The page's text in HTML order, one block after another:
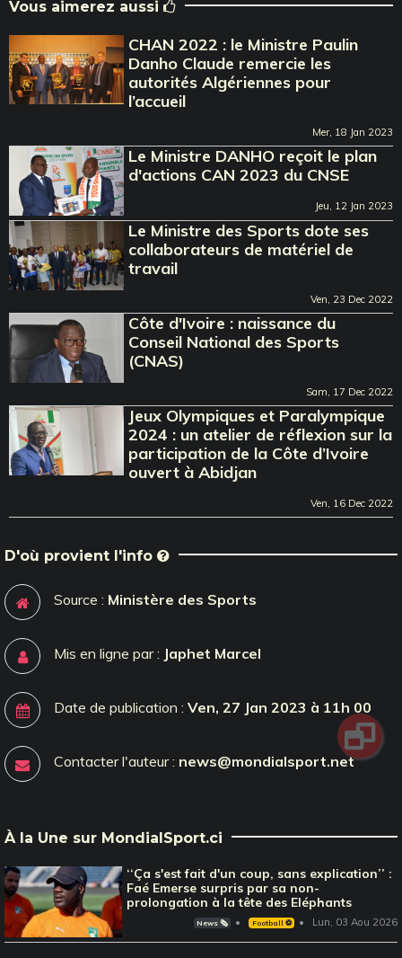
Vous aimerez aussi
CHAN 2022 : le Ministre Paulin
Danho Claude remercie les
autorités Algériennes pour
l’accueil
Mer, 18 Jan 2023
Le Ministre DANHO reçoit le plan
d'actions CAN 2023 du CNSE
Jeu, 12 Jan 2023
Le Ministre des Sports dote ses
collaborateurs de matériel de
travail
Ven, 23 Dec 2022
Côte d'Ivoire : naissance du
Conseil National des Sports
(CNAS)
Sam, 17 Dec 2022
Jeux Olympiques et Paralympique
2024 : un atelier de réflexion sur la
participation de la Côte d’Ivoire
ouvert à Abidjan
Ven, 16 Dec 2022
D'où provient l'info
Source : Ministère des Sports
Mis en ligne par : Japhet Marcel
Date de publication : Ven, 27 Jan 2023 à 11h 00
Contacter l'auteur : news@mondialsport.net
À la Une sur MondialSport.ci
‘‘Ça s'est fait d'un coup, sans explication’’ :
Faé Emerse surpris par sa non-
prolongation à la tête des Eléphants
News 🗞️ Football ⚽️ Lun, 03 Aou 2026